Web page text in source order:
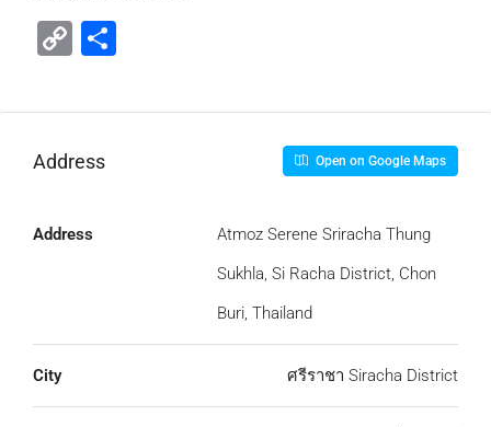
Copy
Address Open on Google Maps
Address
Atmoz Serene Sriracha Thung
Sukhla, Si Racha District, Chon
Buri, Thailand
City ศรีราชา Siracha District